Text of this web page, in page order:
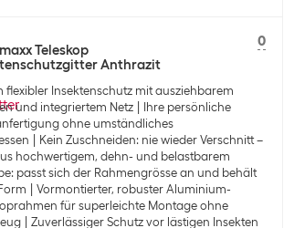
0
Teleskop
Anthrazit
flexibler Insektenschutz mit ausziehbarem
und integriertem Netz
Ihre persönliche
ohne umständliches
Kein Zuschneiden: nie wieder Verschnitt –
hochwertigem, dehn- und belastbarem
passt sich der Rahmengrösse an und behält
Vormontierter, robuster Aluminium-
für superleichte Montage ohne
Zuverlässiger Schutz vor lästigen Insekten